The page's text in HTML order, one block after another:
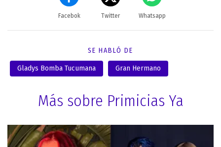
Facebok Twitter Whatsapp
SE HABLÓ DE
Gladys Bomba Tucumana Gran Hermano
Más sobre Primicias Ya